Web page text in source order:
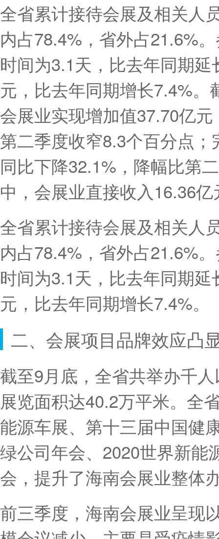
全省累计接待会展及相关人
内占78.4%，省外占21.6%
时间为3.1天，比去年同期
元，比去年同期增长7.4%
会展业实现增加值37.70亿
第二季度收窄8.3个百分点
同比下降32.1%，降幅比第
中，会展业直接收入16.36
全省累计接待会展及相关人
内占78.4%，省外占21.6%
时间为3.1天，比去年同期
元，比去年同期增长7.4%。
二、会展项目品牌效应凸
截至9月底，全省共举办千
展览面积达40.2万平米。全
能源车展、第十三届中国健
绿公司年会、2020世界新能
会，提升了海南会展业整体
前三季度，海南会展业呈现